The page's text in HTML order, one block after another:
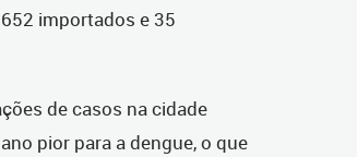
importados e 35
de casos na cidade
pior para a dengue, o que